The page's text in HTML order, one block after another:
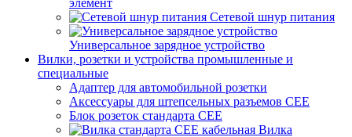
элемент
Сетевой шнур питания
Универсальное зарядное устройство
Вилки, розетки и устройства промышленные и
специальные
Адаптер для автомобильной розетки
Аксессуары для штепсельных разъемов CEE
Блок розеток стандарта CEE
Вилка